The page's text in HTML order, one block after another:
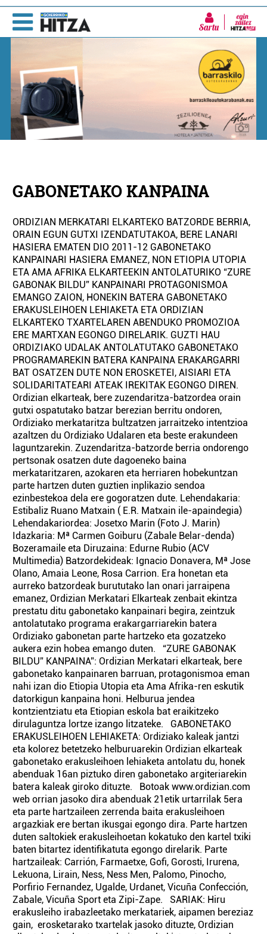
Sartu
GABONETAKO KANPAINA
ORDIZIAN MERKATARI ELKARTEKO BATZORDE BERRIA,
ORAIN EGUN GUTXI IZENDATUTAKOA, BERE LANARI
HASIERA EMATEN DIO 2011-12 GABONETAKO
KANPAINARI HASIERA EMANEZ, NON ETIOPIA UTOPIA
ETA AMA AFRIKA ELKARTEEKIN ANTOLATURIKO “ZURE
GABONAK BILDU” KANPAINARI PROTAGONISMOA
EMANGO ZAION, HONEKIN BATERA GABONETAKO
ERAKUSLEIHOEN LEHIAKETA ETA ORDIZIAN
ELKARTEKO TXARTELAREN ABENDUKO PROMOZIOA
ERE MARTXAN EGONGO DIRELARIK. GUZTI HAU
ORDIZIAKO UDALAK ANTOLATUTAKO GABONETAKO
PROGRAMAREKIN BATERA KANPAINA ERAKARGARRI
BAT OSATZEN DUTE NON EROSKETEI, AISIARI ETA
SOLIDARITATEARI ATEAK IREKITAK EGONGO DIREN.
Ordizian elkarteak, bere zuzendaritza-batzordea orain
gutxi ospatutako batzar berezian berritu ondoren,
Ordiziako merkataritza bultzatzen jarraitzeko intentzioa
azaltzen du Ordiziako Udalaren eta beste erakundeen
laguntzarekin. Zuzendaritza-batzorde berria ondorengo
pertsonak osatzen dute dagoeneko baina
merkataritzaren, azokaren eta herriaren hobekuntzan
parte hartzen duten guztien inplikazio sendoa
ezinbestekoa dela ere gogoratzen dute. Lehendakaria:
Estibaliz Ruano Matxain ( E.R. Matxain ile-apaindegia)
Lehendakariordea: Josetxo Marin (Foto J. Marin)
Idazkaria: Mª Carmen Goiburu (Zabale Belar-denda)
Bozeramaile eta Diruzaina: Edurne Rubio (ACV
Multimedia) Batzordekideak: Ignacio Donavera, Mª Jose
Olano, Amaia Leone, Rosa Carrion. Era honetan eta
aurreko batzordeak burututako lan onari jarraipena
emanez, Ordizian Merkatari Elkarteak zenbait ekintza
prestatu ditu gabonetako kanpainari begira, zeintzuk
antolatutako programa erakargarriarekin batera
Ordiziako gabonetan parte hartzeko eta gozatzeko
aukera ezin hobea emango duten. “ZURE GABONAK
BILDU” KANPAINA”: Ordizian Merkatari elkarteak, bere
gabonetako kanpainaren barruan, protagonismoa eman
nahi izan dio Etiopia Utopia eta Ama Afrika-ren eskutik
datorkigun kanpaina honi. Helburua jendea
kontzientziatu eta Etiopian eskola bat eraikitzeko
dirulaguntza lortze izango litzateke. GABONETAKO
ERAKUSLEIHOEN LEHIAKETA: Ordiziako kaleak jantzi
eta kolorez betetzeko helburuarekin Ordizian elkarteak
gabonetako erakusleihoen lehiaketa antolatu du, honek
abenduak 16an piztuko diren gabonetako argiteriarekin
batera kaleak giroko dituzte. Botoak www.ordizian.com
web orrian jasoko dira abenduak 21etik urtarrilak 5era
eta parte hartzaileen zerrenda baita erakusleihoen
argazkiak ere bertan ikusgai egongo dira. Parte hartzen
duten saltokiek erakusleihoetan kokatuko den kartel txiki
baten bitartez identifikatuta egongo direlarik. Parte
hartzaileak: Carrión, Farmaetxe, Gofi, Gorosti, Irurena,
Lekuona, Lirain, Ness, Ness Men, Palomo, Pinocho,
Porfirio Fernandez, Ugalde, Urdanet, Vicuña Confección,
Zabale, Vicuña Sport eta Zipi-Zape. SARIAK: Hiru
erakusleiho irabazleetako merkatariek, aipamen bereziaz
gain, erosketarako txartelak jasoko dituzte, Ordizian